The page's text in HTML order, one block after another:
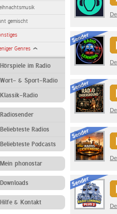
gemischt
Genres
Hörspiele im Radio
Wort- & Sport-Radio
Klassik-Radio
Radiosender
Beliebteste Radios
Beliebteste Podcasts
Mein phonostar
Downloads
Hilfe & Kontakt